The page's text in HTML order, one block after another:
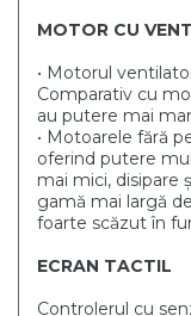
MOTOR CU
• Motorul
Comparativ cu
au putere mai
• Motoarele fără
oferind putere
mai mici, disipare
gamă mai largă
foarte scăzut în
ECRAN TACTIL
Controlerul cu